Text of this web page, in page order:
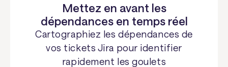
Mettez en avant les
dépendances en temps réel
Cartographiez les dépendances de
vos tickets Jira pour identifier
rapidement les goulets